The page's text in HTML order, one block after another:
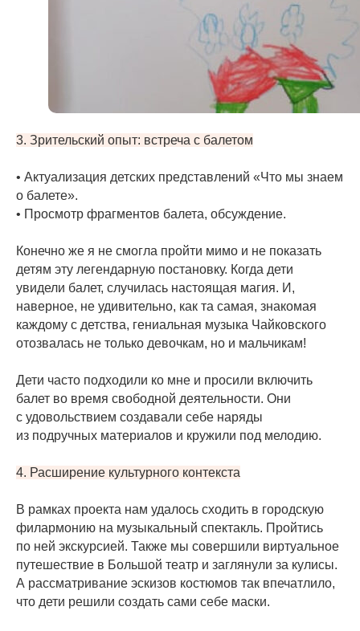
3. Зрительский опыт: встреча с балетом
• Актуализация детских представлений «Что мы знаем
о балете».
• Просмотр фрагментов балета, обсуждение.
Конечно же я не смогла пройти мимо и не показать
детям эту легендарную постановку. Когда дети
увидели балет, случилась настоящая магия. И,
наверное, не удивительно, как та самая, знакомая
каждому с детства, гениальная музыка Чайковского
отозвалась не только девочкам, но и мальчикам!
Дети часто подходили ко мне и просили включить
балет во время свободной деятельности. Они
с удовольствием создавали себе наряды
из подручных материалов и кружили под мелодию.
4. Расширение культурного контекста
В рамках проекта нам удалось сходить в городскую
филармонию на музыкальный спектакль. Пройтись
по ней экскурсией. Также мы совершили виртуальное
путешествие в Большой театр и заглянули за кулисы.
А рассматривание эскизов костюмов так впечатлило,
что дети решили создать сами себе маски.